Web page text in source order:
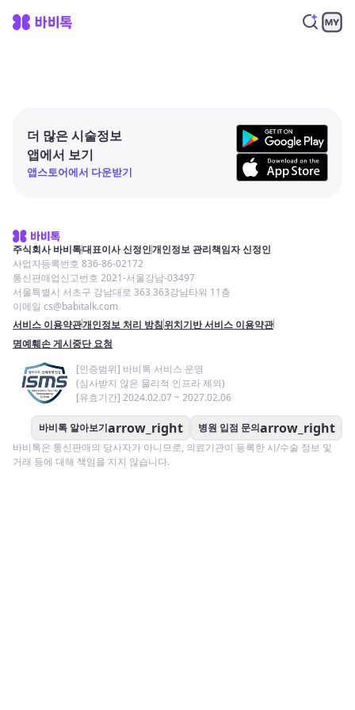
더 많은 시술정보
앱에서 보기
앱스토어에서 다운받기
주식회사 바비톡대표이사 신정인개인정보 관리책임자 신정인
사업자등록번호 836-86-02172
통신판매업신고번호 2021-서울강남-03497
서울특별시 서초구 강남대로 363 363강남타워 11층
이메일 cs@babitalk.com
서비스 이용약관개인정보 처리 방침위치기반 서비스 이용약관
명예훼손 게시중단 요청
[인증범위] 바비톡 서비스 운영
(심사받지 않은 물리적 인프라 제외)
[유효기간] 2024.02.07 ~ 2027.02.06
바비톡 알아보기arrow_right 병원 입점 문의arrow_right
바비톡은 통신판매의 당사자가 아니므로, 의료기관이 등록한 시/수술 정보 및
거래 등에 대해 책임을 지지 않습니다.